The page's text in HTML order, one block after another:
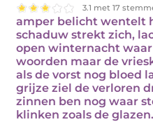
3.1 met 17
amper belicht wentelt
schaduw strekt zich,
open winternacht
woorden maar de
als de vorst nog bloed
grijze ziel de verloren
zinnen ben nog waar
klinken zoals de